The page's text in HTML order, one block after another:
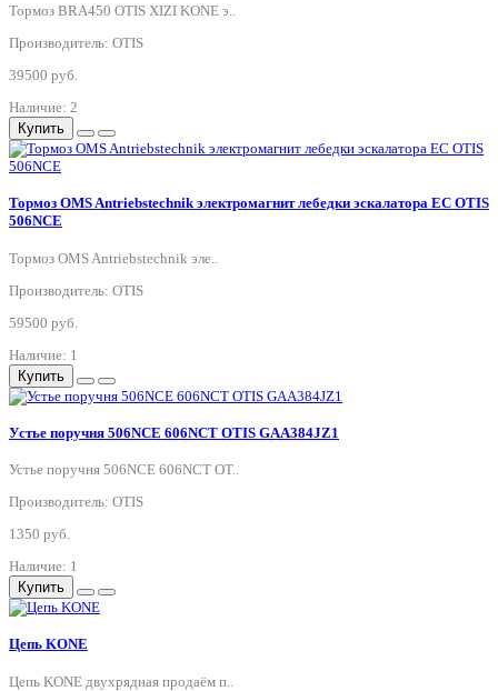
Тормоз BRA450 OTIS XIZI KONE э..
Производитель: OTIS
39500 руб.
Наличие: 2
Купить
Тормоз OMS Antriebstechnik электромагнит лебедки эскалатора EC OTIS
506NCE
Тормоз OMS Antriebstechnik эле..
Производитель: OTIS
59500 руб.
Наличие: 1
Купить
Устье поручня 506NCE 606NCT OTIS GAA384JZ1
Устье поручня 506NCE 606NCT OT..
Производитель: OTIS
1350 руб.
Наличие: 1
Купить
Цепь KONE
Цепь KONE двухрядная продаём п..